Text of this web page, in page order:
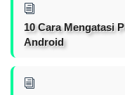
10 Cara Mengatasi
Android